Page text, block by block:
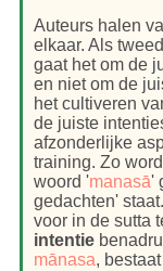
Auteurs halen
elkaar. Als
gaat het om de
en niet om de
het cultiveren
de juiste
afzonderlijke
training. Zo
woord 'manasā'
gedachten'
voor in de sutta
intentie
mānasa,